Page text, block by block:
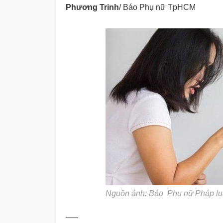
Phương Trinh/ Báo Phụ nữ TpHCM
Nguồn ảnh: Báo Phụ nữ Pháp
—–